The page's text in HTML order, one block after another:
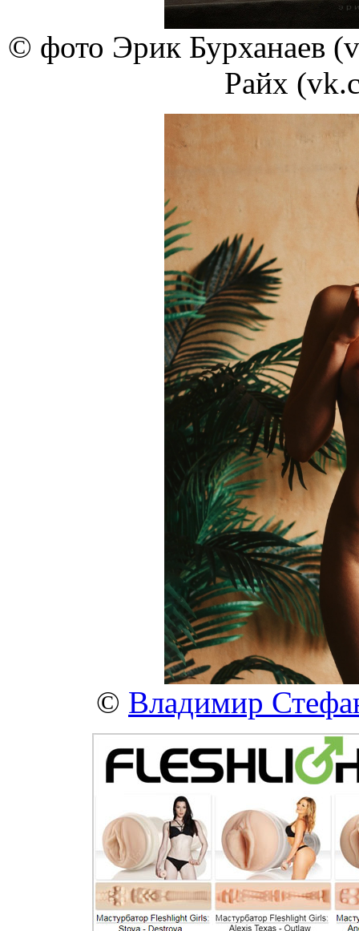
© фото Эрик Бурханаев
Райх
© Владимир